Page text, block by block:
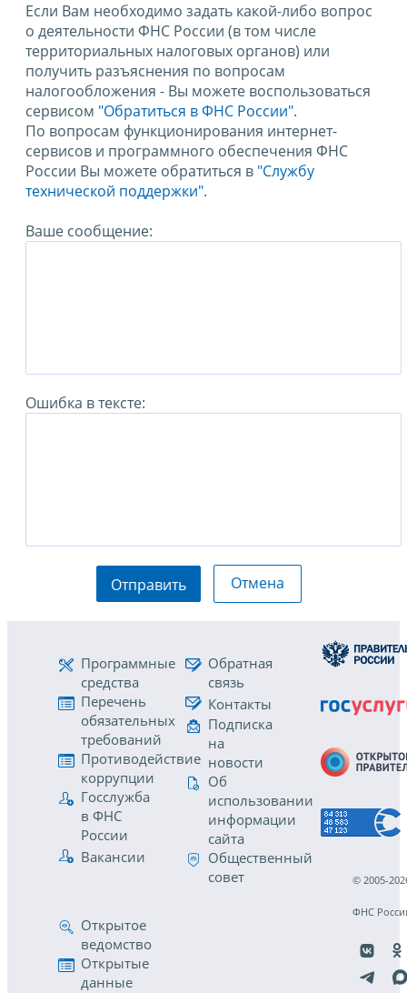
Если Вам необходимо задать какой-либо вопрос
о деятельности ФНС России (в том числе
территориальных налоговых органов) или
получить разъяснения по вопросам
налогообложения - Вы можете воспользоваться
сервисом "Обратиться в ФНС России".
По вопросам функционирования интернет-
сервисов и программного обеспечения ФНС
России Вы можете обратиться в "Службу
технической поддержки".
Ваше сообщение:
Ошибка в тексте:
Отправить Отмена
Программные
средства
Перечень
обязательных
требований
Противодействие
коррупции
Госслужба
в ФНС
России
Вакансии
Обратная
связь
Контакты
Подписка
на
новости
Об
использовании
информации
сайта
Общественный
совет
Открытое
ведомство
Открытые
данные
© 2005-
ФНС